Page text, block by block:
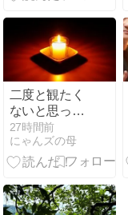
二度と観たく
ないと思って
いた、火垂る
の墓から学ぶ
こと…
27時間前
にゃんズの母